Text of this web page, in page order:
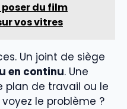
du film
vos vitres
Un joint de siège
en continu. Une
plan de travail ou le
le problème ?